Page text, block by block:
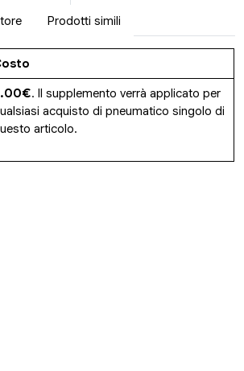
Prodotti simili
. Il supplemento verrà applicato per
acquisto di pneumatico singolo di
articolo.